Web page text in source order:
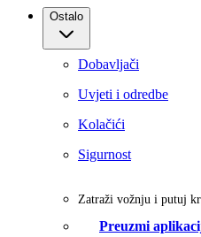
Ostalo
Dobavljači
Uvjeti i odredbe
Kolačići
Sigurnost
Zatraži vožnju i putuj
Preuzmi